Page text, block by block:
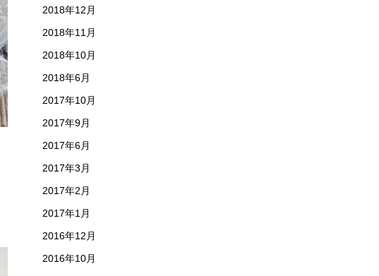
2018年12月
2018年11月
2018年10月
2018年6月
2017年10月
2017年9月
2017年6月
2017年3月
2017年2月
2017年1月
2016年12月
2016年10月